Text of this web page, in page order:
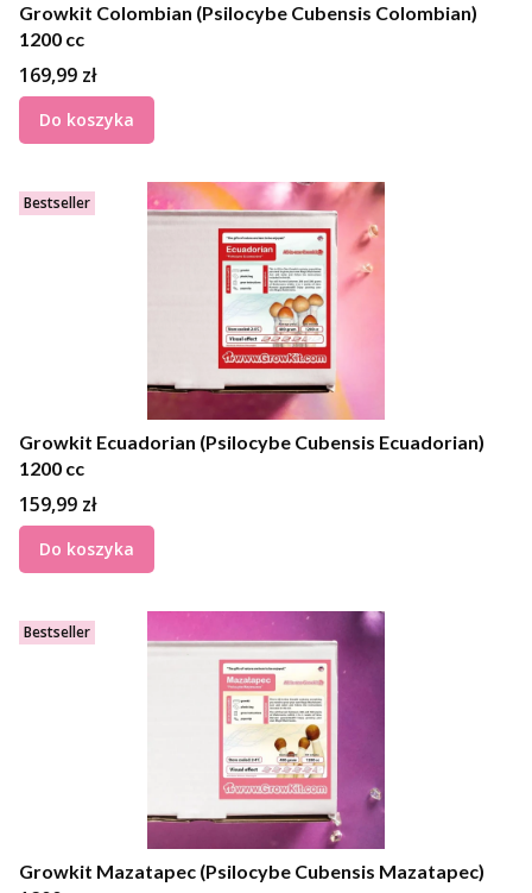
Growkit Colombian (Psilocybe Cubensis Colombian)
1200 cc
Cena
169,99 zł
Do koszyka
Bestseller
Growkit Ecuadorian (Psilocybe Cubensis Ecuadorian)
1200 cc
Cena
159,99 zł
Do koszyka
Bestseller
Growkit Mazatapec (Psilocybe Cubensis Mazatapec)